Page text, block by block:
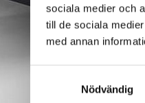
sociala medier och
till de sociala
med annan
Nödvändig